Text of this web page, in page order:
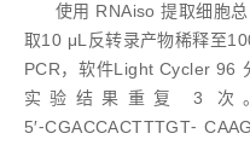
使用 RNAiso 提取细胞
取10 μL反转录产物稀释至
PCR，软件Light Cycler 96
实验结果重复 3 次
5′⁃CGACCACTTTGT⁃